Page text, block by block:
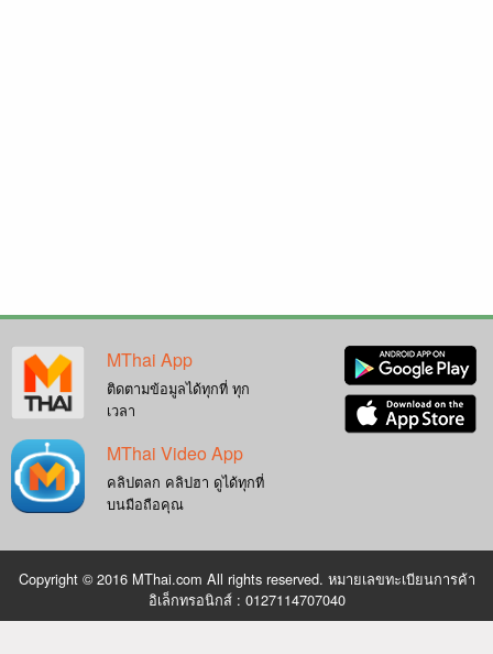
MThai App
ติดตามข้อมูลได้ทุกที่ ทุก
เวลา
MThai Video App
คลิปตลก คลิปฮา ดูได้ทุกที่
บนมือถือคุณ
Copyright © 2016 MThai.com All rights reserved. หมายเลขทะเบียนการค้า
อิเล็กทรอนิกส์ : 0127114707040